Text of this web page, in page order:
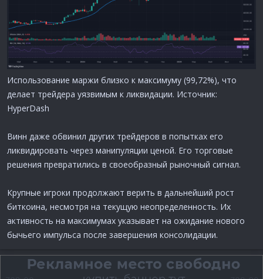
Использование маржи близко к максимуму (99,72%), что
делает трейдера уязвимым к ликвидации. Источник:
HyperDash
Винн даже обвинил других трейдеров в попытках его
ликвидировать через манипуляции ценой. Его торговые
решения превратились в своеобразный рыночный сигнал.
Крупные игроки продолжают верить в дальнейший рост
биткоина, несмотря на текущую неопределенность. Их
активность на максимумах указывает на ожидание нового
бычьего импульса после завершения консолидации.